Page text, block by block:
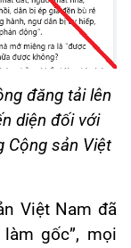
đăng tải lên
diện đối với
Cộng sản Việt
Việt Nam đã
gốc”, mọi